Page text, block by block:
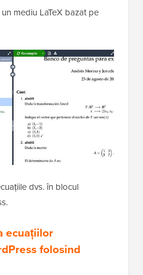
mediu LaTeX bazat pe
dvs. în blocul
ecuațiilor
folosind